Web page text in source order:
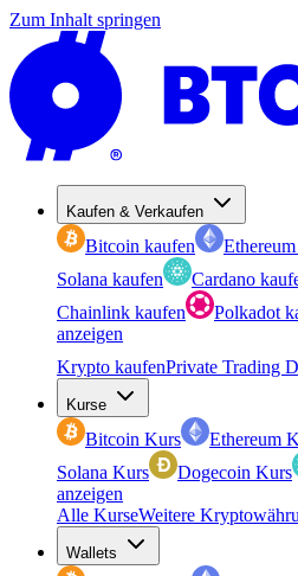
Zum Inhalt springen
Kaufen & Verkaufen
Bitcoin kaufen
Solana kaufen
Cardano
Chainlink kaufen
Polkadot
anzeigen
Krypto kaufenPrivate Trading
Kurse
Bitcoin Kurs Ethereum
Solana Kurs
Dogecoin Kurs
anzeigen
Alle KurseWeitere
Wallets